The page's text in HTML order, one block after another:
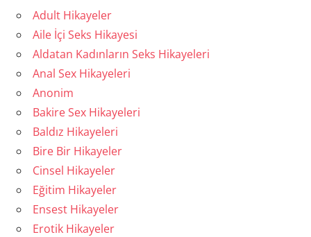
Adult Hikayeler
Aile İçi Seks Hikayesi
Aldatan Kadınların Seks Hikayeleri
Anal Sex Hikayeleri
Anonim
Bakire Sex Hikayeleri
Baldız Hikayeleri
Bire Bir Hikayeler
Cinsel Hikayeler
Eğitim Hikayeler
Ensest Hikayeler
Erotik Hikayeler